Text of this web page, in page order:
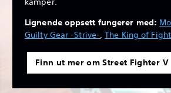
Lignende oppsett fungerer med:
Guilty Gear -Strive-,The King of
Finn ut mer om Street Fighter V